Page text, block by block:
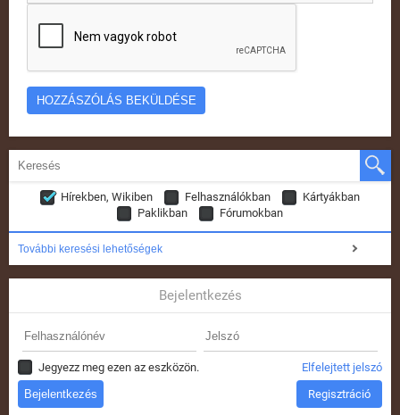
Hírekben, Wikiben Felhasználókban
Kártyákban
Paklikban
Fórumokban
További keresési lehetőségek
Bejelentkezés
Jegyezz meg ezen az eszközön. Elfelejtett jelszó
Regisztráció